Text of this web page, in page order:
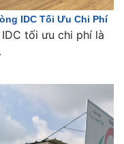
IDC Tối Ưu Chi Phí
tối ưu chi phí là